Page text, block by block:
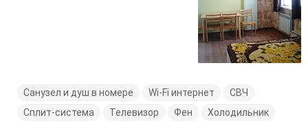
Санузел и душ в номере Wi-Fi интернет
СВЧ
Сплит-система
Телевизор Фен
Холодильник